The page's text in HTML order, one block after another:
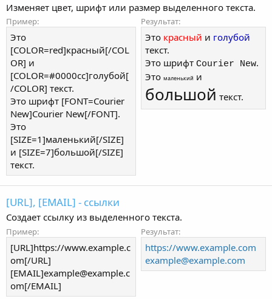
Изменяет цвет, шрифт или размер выделенного текста.
Пример:
Это
[COLOR=red]красный[/COL
OR] и
[COLOR=#0000cc]голубой[
/COLOR] текст.
Это шрифт [FONT=Courier
New]Courier New[/FONT].
Это
[SIZE=1]маленький[/SIZE]
и [SIZE=7]большой[/SIZE]
текст.
Результат:
Это красный и голубой
текст.
Это шрифт Courier New.
Это маленький и
большой текст.
[URL], [EMAIL] - ссылки
Создает ссылку из выделенного текста.
Пример:
[URL]https://www.example.c
om[/URL]
[EMAIL]example@example.c
om[/EMAIL]
Результат:
https://www.example.com
example@example.com